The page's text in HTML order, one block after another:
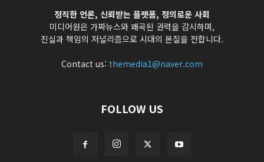
정직한 언론, 신뢰받는 플랫폼, 정의로운 사회
미디어원은 가짜뉴스와 왜곡된 권력을 감시하며,
진실과 책임의 저널리즘으로 시대의 본질을 전합니다.
Contact us: themedia1@naver.com
FOLLOW US